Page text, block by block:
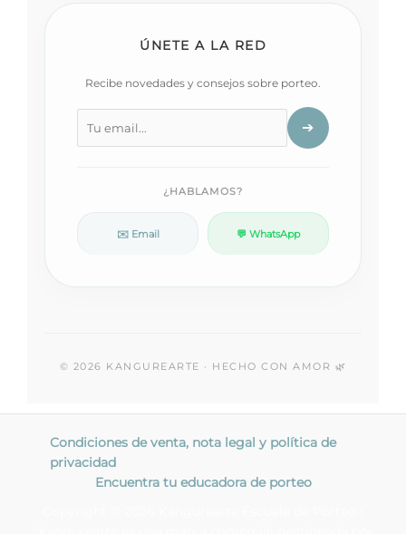
ÚNETE A LA RED
Recibe novedades y consejos sobre porteo.
➔
¿HABLAMOS?
✉️ Email 💬 WhatsApp
© 2026 KANGUREARTE · HECHO CON AMOR 🌿
Condiciones de venta, nota legal y política de
privacidad
Encuentra tu educadora de porteo